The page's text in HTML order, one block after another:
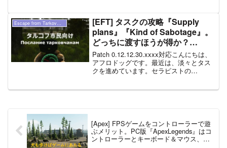
しょう。すでにプレイしている方はクリ
スマスプレゼントをゲット...
Escape from Tarkov（ タルコフ ）
[EFT] タスクの攻略『Supply
plans』『Kind of Sabotage』。
どっちに渡すほうが得か？
[Escape from Tarkov]
Patch 0.12.12.30.xxxx対応こんにちは、
アフロドッグです。最近は、淡々とタス
クを進めています。セラピストの
[Apex] FPSゲームをコントローラーで遊
ぶメリット。PC版『ApexLegends』はコ
ントローラーとキーボード＆マウス、ど